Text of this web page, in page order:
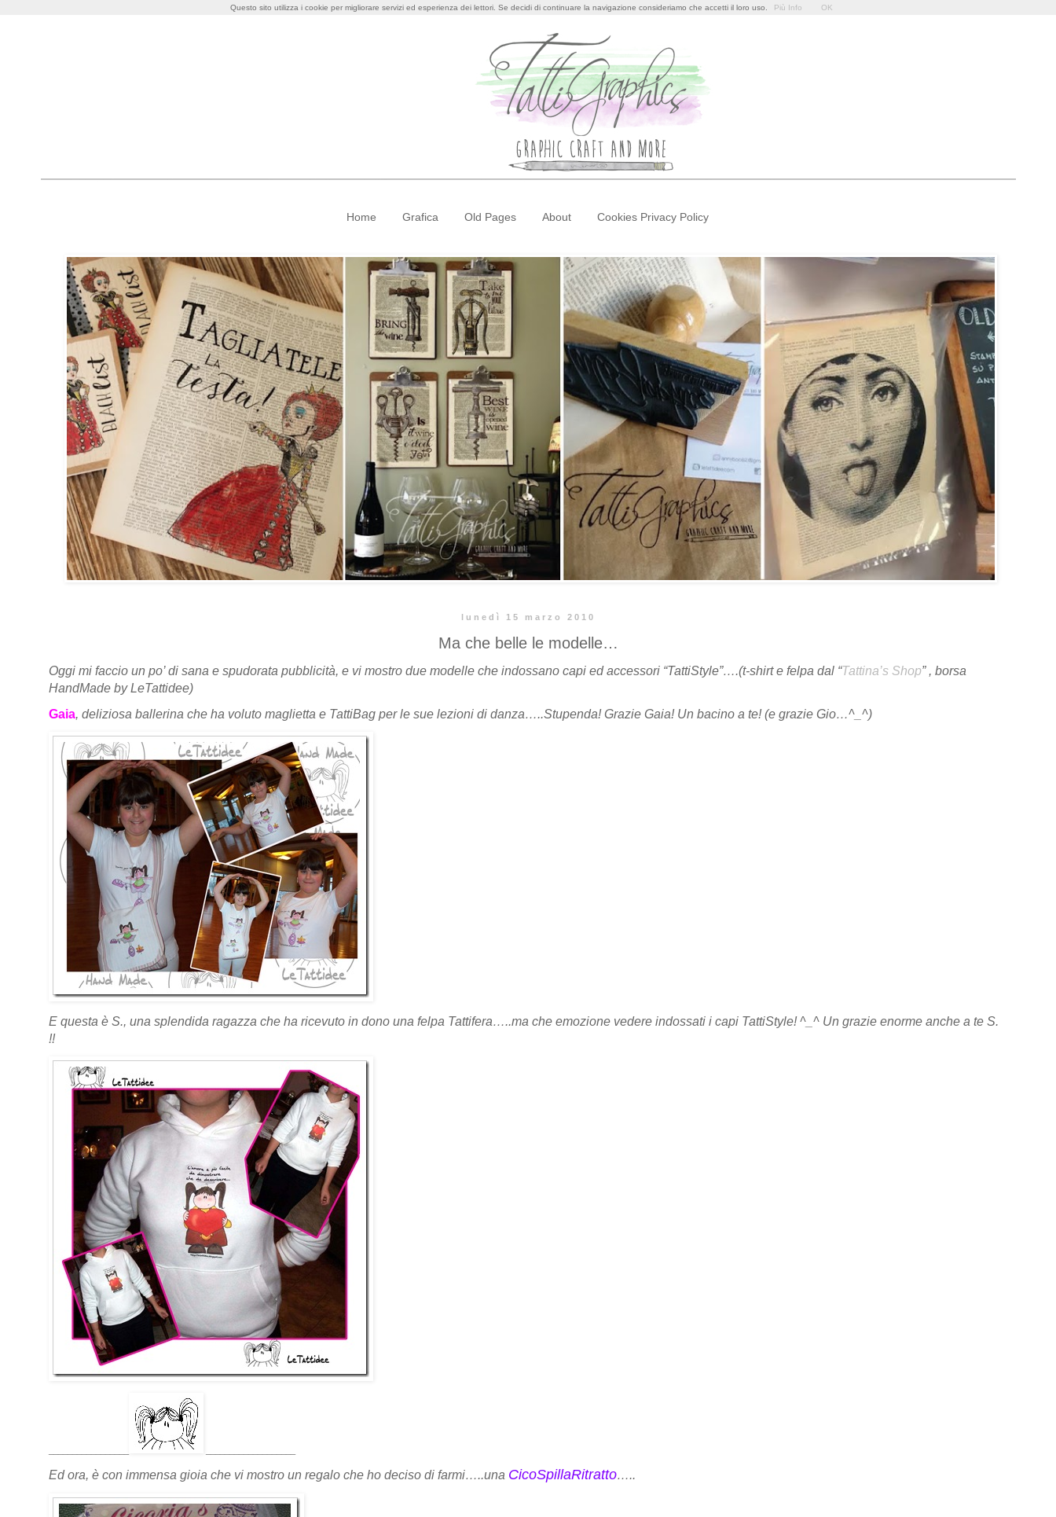
Home Grafica Old Pages About Cookies Privacy Policy
lunedì 15 marzo 2010
Ma che belle le modelle…
Oggi mi faccio un po’ di sana e spudorata pubblicità, e vi mostro due modelle che indossano capi ed accessori “TattiStyle”….(t-shirt e felpa dal “Tattina’s Shop” , borsa
HandMade by LeTattidee)
Gaia, deliziosa ballerina che ha voluto maglietta e TattiBag per le sue lezioni di danza…..Stupenda! Grazie Gaia! Un bacino a te! (e grazie Gio…^_^)
E questa è S., una splendida ragazza che ha ricevuto in dono una felpa Tattifera…..ma che emozione vedere indossati i capi TattiStyle! ^_^ Un grazie enorme anche a te S.
!!
Ed ora, è con immensa gioia che vi mostro un regalo che ho deciso di farmi…..una CicoSpillaRitratto…..
Questo sito utilizza i cookie per migliorare servizi ed esperienza dei lettori. Se decidi di continuare la navigazione consideriamo che accetti il loro uso. Più Info OK